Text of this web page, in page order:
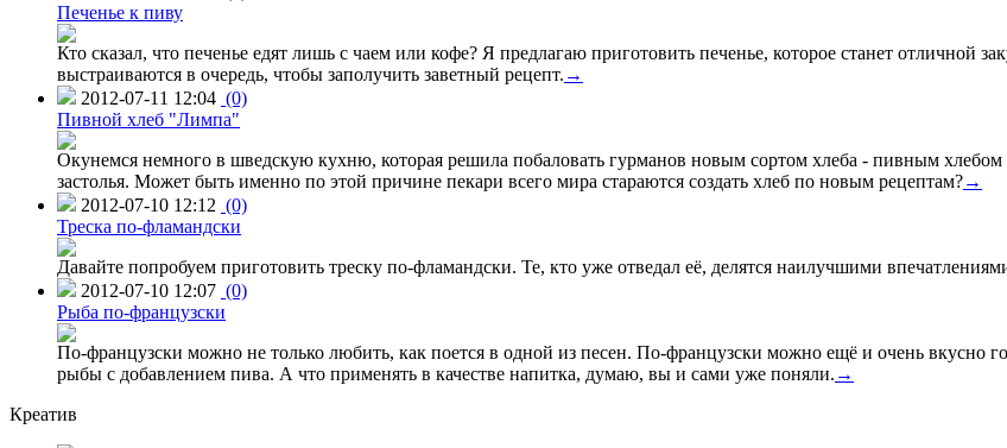
Печенье к пиву
Кто сказал, что печенье едят лишь с чаем или кофе? Я предлагаю приготовить печенье, которое станет отличной
выстраиваются в очередь, чтобы заполучить заветный рецепт. →
2012-07-11 12:04 (0)
Пивной хлеб "Лимпа"
Окунемся немного в шведскую кухню, которая решила побаловать гурманов новым сортом хлеба - пивным хлебом
застолья. Может быть именно по этой причине пекари всего мира стараются создать хлеб по новым рецептам?→
2012-07-10 12:12 (0)
Треска по-фламандски
Давайте попробуем приготовить треску по-фламандски. Те, кто уже отведал её, делятся наилучшими
2012-07-10 12:07 (0)
Рыба по-французски
По-французски можно не только любить, как поется в одной из песен. По-французски можно ещё и очень вкусно
рыбы с добавлением пива. А что применять в качестве напитка, думаю, вы и сами уже поняли. →
Креатив